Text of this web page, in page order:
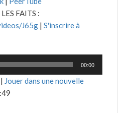
FAITS :
J65g | S'inscrire à
00:00
| Jouer dans une nouvelle